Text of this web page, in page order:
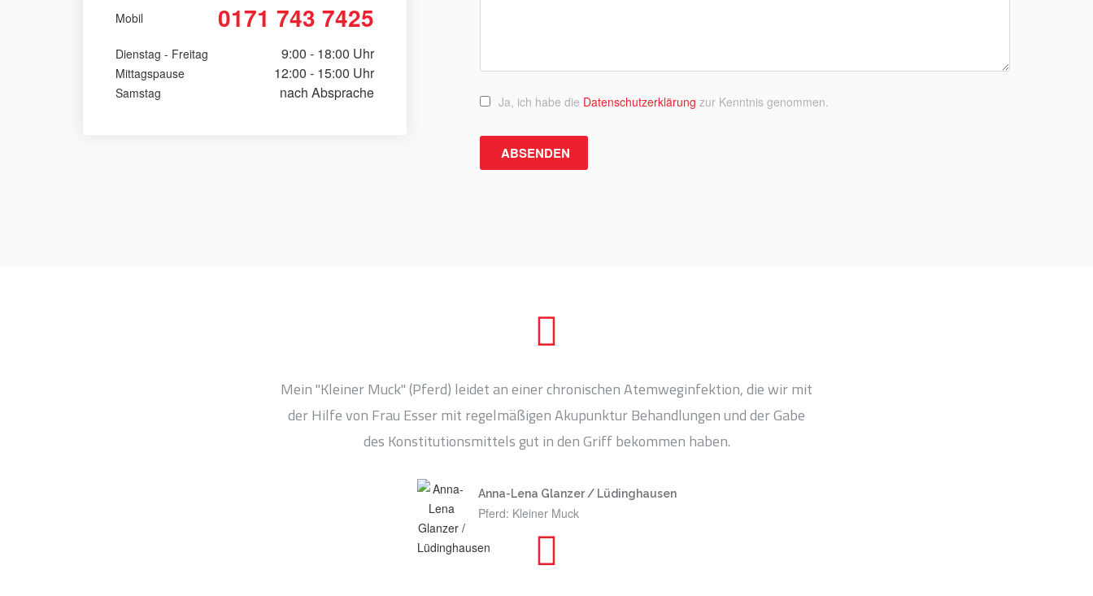
Mobil 0171 743 7425
Dienstag - Freitag 9:00 - 18:00 Uhr
Mittagspause 12:00 - 15:00 Uhr
Samstag nach Absprache Ja, ich habe die Datenschutzerklärung zur Kenntnis genommen.
ABSENDEN
Mein "Kleiner Muck" (Pferd) leidet an einer chronischen Atemweginfektion, die wir mit
der Hilfe von Frau Esser mit regelmäßigen Akupunktur Behandlungen und der Gabe
des Konstitutionsmittels gut in den Griff bekommen haben.
Anna-Lena Glanzer / Lüdinghausen
Pferd: Kleiner Muck